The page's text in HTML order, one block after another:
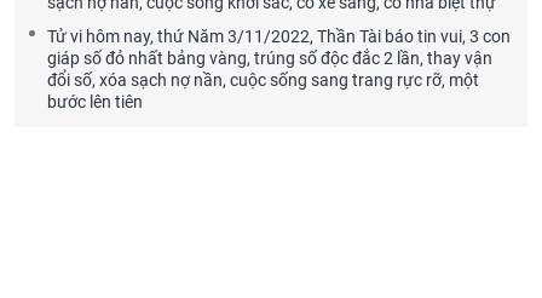
Tử vi hôm nay, thứ Năm 3/11/2022, Thần Tài báo tin vui, 3 con
giáp số đỏ nhất bảng vàng, trúng số độc đắc 2 lần, thay vận
đổi số, xóa sạch nợ nần, cuộc sống sang trang rực rỡ, một
bước lên tiên